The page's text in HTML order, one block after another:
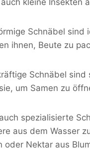
Schnäbel sind
ihnen, Beute zu
Schnäbel sind
um Samen zu
spezialisierte
aus dem Wasser
oder Nektar aus